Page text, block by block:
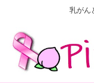
乳がん